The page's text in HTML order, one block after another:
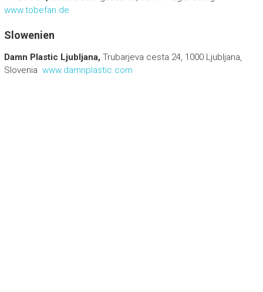
www.tobefan.de
Slowenien
Damn Plastic Ljubljana, Trubarjeva cesta 24, 1000 Ljubljana,
Slovenia www.damnplastic.com